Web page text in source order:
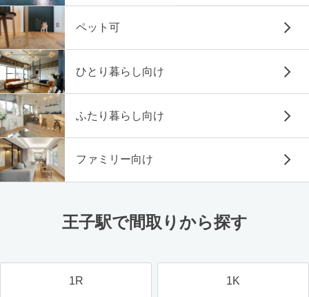
ペット可
ひとり暮らし向け
ふたり暮らし向け
ファミリー向け
王子駅で間取りから探す
1R 1K